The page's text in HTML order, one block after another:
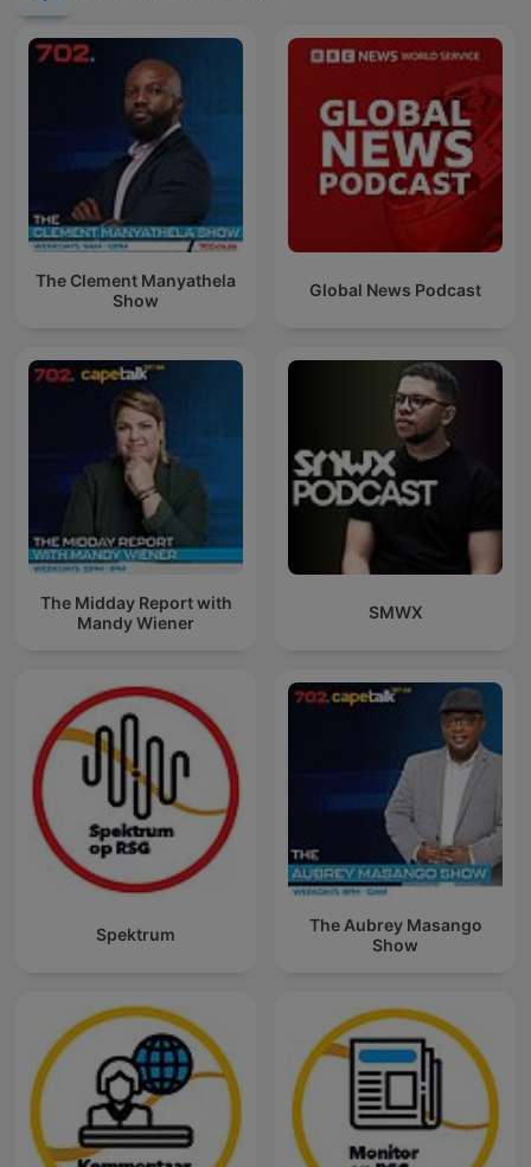
The Clement Manyathela
Show
Global News Podcast
The Midday Report with
Mandy Wiener
SMWX
Spektrum
The Aubrey Masango
Show